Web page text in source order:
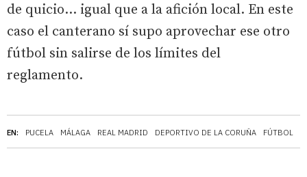
EN: PUCELA MÁLAGA REAL MADRID DEPORTIVO DE LA CORUÑA FÚTBOL
de quicio... igual que a la afición local. En este
caso el canterano sí supo aprovechar ese otro
fútbol sin salirse de los límites del
reglamento.